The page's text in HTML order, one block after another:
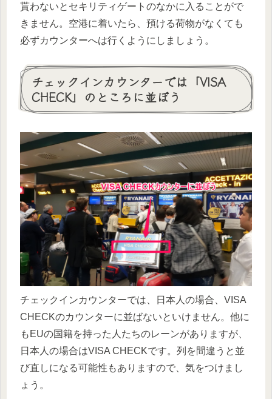
貰わないとセキリティゲートのなかに入ることがで
きません。空港に着いたら、預ける荷物がなくても
必ずカウンターへは行くようにしましょう。
チェックインカウンターでは「VISA
CHECK」のところに並ぼう
チェックインカウンターでは、日本人の場合、VISA
CHECKのカウンターに並ばないといけません。他に
もEUの国籍を持った人たちのレーンがありますが、
日本人の場合はVISA CHECKです。列を間違うと並
び直しになる可能性もありますので、気をつけまし
ょう。